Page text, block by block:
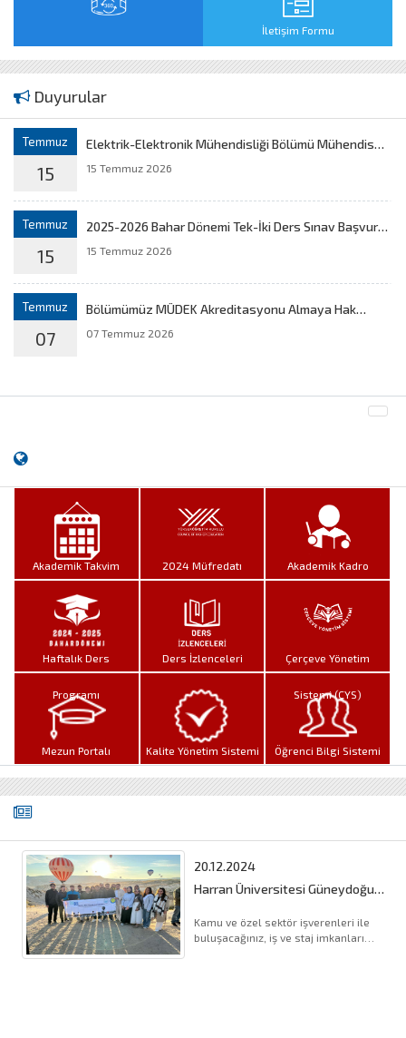
İletişim Formu
Duyurular
Temmuz
15
Elektrik-Elektronik Mühendisliği Bölümü Mühendis
15 Temmuz 2026
Temmuz
15
2025-2026 Bahar Dönemi Tek-İki Ders Sınav Başvuru
15 Temmuz 2026
Temmuz
07
Bölümümüz MÜDEK Akreditasyonu Almaya Hak
07 Temmuz 2026
Akademik Takvim 2024 Müfredatı Akademik Kadro
Haftalık Ders
Programı
Ders İzlenceleri Çerçeve Yönetim
Sistemi (ÇYS)
Mezun Portalı Kalite Yönetim Sistemi Öğrenci Bilgi Sistemi
20.12.2024
Harran Üniversitesi Güneydoğu
Kamu ve özel sektör işverenleri ile
buluşacağınız, iş ve staj imkanları